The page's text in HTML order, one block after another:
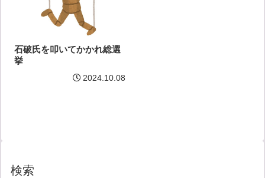
石破氏を叩いてかかれ総選
挙
2024.10.08
検索